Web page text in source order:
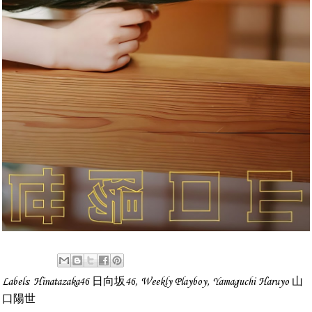
Labels: Hinatazaka46 日向坂46, Weekly Playboy, Yamaguchi Haruyo 山
口陽世